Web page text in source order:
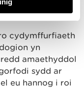
cydymffurfiaeth
yn
amaethyddol
sydd ar
eu hannog i roi